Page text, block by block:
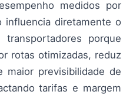
medidos por
influencia diretamente o
porque
rotas otimizadas, reduz
maior previsibilidade de
tarifas e margem